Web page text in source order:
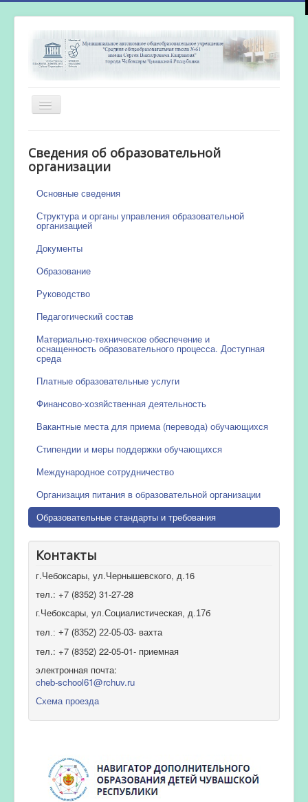
Включить/
выключить
Новости
Сведения об образовательной
организации
Основные сведения
Структура и органы управления образовательной
организацией
Документы
Образование
Руководство
Педагогический состав
Материально-техническое обеспечение и
оснащенность образовательного процесса. Доступная
среда
Платные образовательные услуги
Финансово-хозяйственная деятельность
Вакантные места для приема (перевода) обучающихся
Стипендии и меры поддержки обучающихся
Международное сотрудничество
Организация питания в образовательной организации
Образовательные стандарты и требования
Контакты
г.Чебоксары, ул.Чернышевского, д.16
тел.: +7 (8352) 31-27-28
г.Чебоксары, ул.Социалистическая, д.17б
тел.: +7 (8352) 22-05-03- вахта
тел.: +7 (8352) 22-05-01- приемная
электронная почта:
cheb-school61@rchuv.ru
Схема проезда